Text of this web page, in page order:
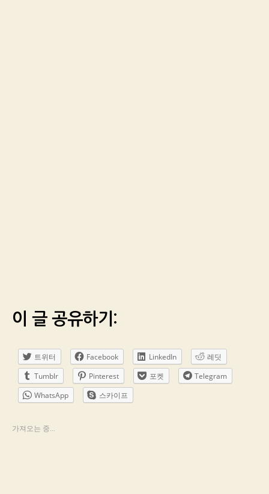
이 글 공유하기:
트위터 Facebook LinkedIn
레딧
Tumblr
Pinterest 포켓
Telegram
WhatsApp
스카이프
가져오는 중...